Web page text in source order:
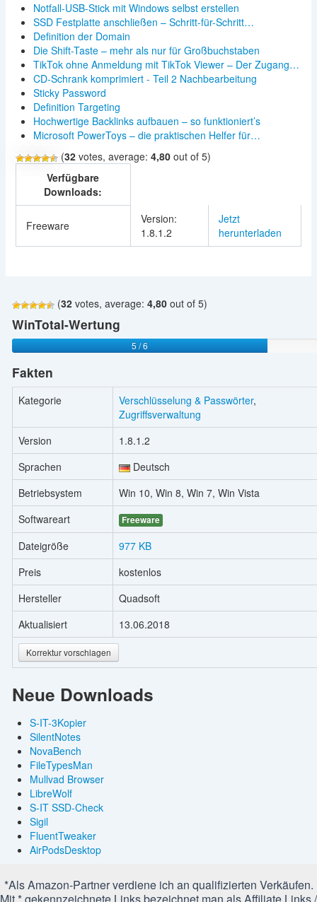
Notfall-USB-Stick mit Windows selbst erstellen
SSD Festplatte anschließen – Schritt-für-Schritt…
Definition der Domain
Die Shift-Taste – mehr als nur für Großbuchstaben
TikTok ohne Anmeldung mit TikTok Viewer – Der Zugang…
CD-Schrank komprimiert - Teil 2 Nachbearbeitung
Sticky Password
Definition Targeting
Hochwertige Backlinks aufbauen – so funktioniert’s
Microsoft PowerToys – die praktischen Helfer für…
(32votes, average: 4,80out of 5)
Verfügbare
Downloads:
Freeware
Version:
1.8.1.2
Jetzt
herunterladen
(32votes, average: 4,80out of 5)
WinTotal-Wertung
5 / 6
Fakten
Kategorie Verschlüsselung & Passwörter,
Zugriffsverwaltung
Version
1.8.1.2
Sprachen
Deutsch
Betriebsystem
Win 10, Win 8, Win 7, Win Vista
Softwareart
Freeware
Dateigröße
977 KB
Preis
kostenlos
Hersteller
Quadsoft
Aktualisiert
13.06.2018
Korrektur vorschlagen
Neue Downloads
S-IT-3Kopier
SilentNotes
NovaBench
FileTypesMan
Mullvad Browser
LibreWolf
S-IT SSD-Check
Sigil
FluentTweaker
AirPodsDesktop
*Als Amazon-Partner verdiene ich an qualifizierten Verkäufen.